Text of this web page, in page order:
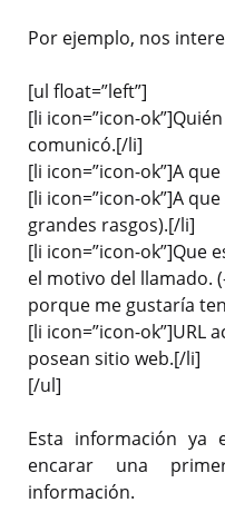
Por ejemplo, nos
[ul float=”left”]
[li icon=”icon-
comunicó.[/li]
[li icon=”icon-ok”]A
[li icon=”icon-ok”]A
grandes rasgos).[/li]
[li icon=”icon-ok”]Que
el motivo del llamado.
porque me gustaría
[li icon=”icon-ok”]URL
posean sitio web.[/li]
[/ul]
Esta información ya
encarar una
información.